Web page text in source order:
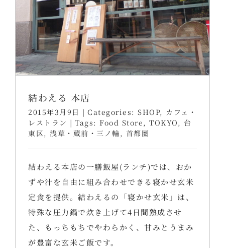
結わえる 本店
2015年3月9日 | Categories: SHOP, カフェ・
レストラン | Tags: Food Store , TOKYO , 台
東区 , 浅草・蔵前・三ノ輪 , 首都圏
結わえる本店の一膳飯屋(ランチ)では、おか
ずや汁を自由に組み合わせできる寝かせ玄米
定食を提供。結わえるの「寝かせ玄米」は、
特殊な圧力鍋で炊き上げて4日間熟成させ
た、もっちもちでやわらかく、甘みとうまみ
が豊富な玄米ご飯です。